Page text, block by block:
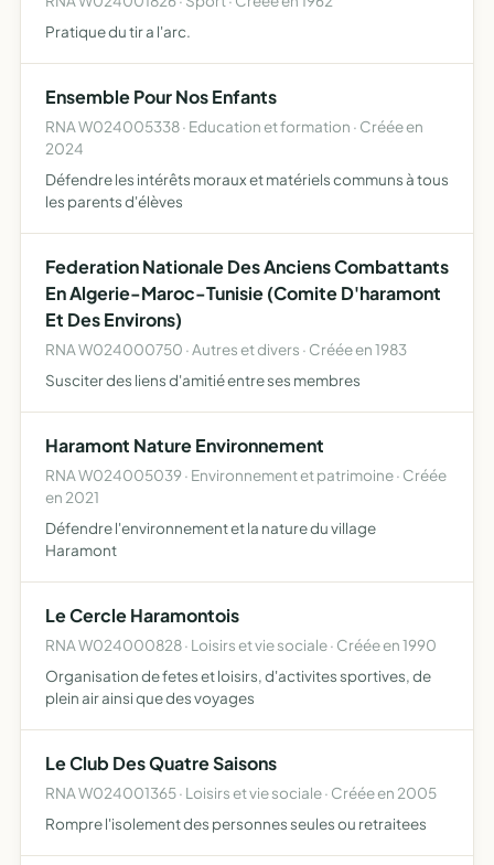
Pratique du tir a l'arc.
Ensemble Pour Nos Enfants
RNA W024005338 · Education et formation · Créée en
2024
Défendre les intérêts moraux et matériels communs à tous
les parents d'élèves
Federation Nationale Des Anciens Combattants
En Algerie-Maroc-Tunisie (Comite D'haramont
Et Des Environs)
RNA W024000750 · Autres et divers · Créée en 1983
Susciter des liens d'amitié entre ses membres
Haramont Nature Environnement
RNA W024005039 · Environnement et patrimoine · Créée
en 2021
Défendre l'environnement et la nature du village
Haramont
Le Cercle Haramontois
RNA W024000828 · Loisirs et vie sociale · Créée en 1990
Organisation de fetes et loisirs, d'activites sportives, de
plein air ainsi que des voyages
Le Club Des Quatre Saisons
RNA W024001365 · Loisirs et vie sociale · Créée en 2005
Rompre l'isolement des personnes seules ou retraitees